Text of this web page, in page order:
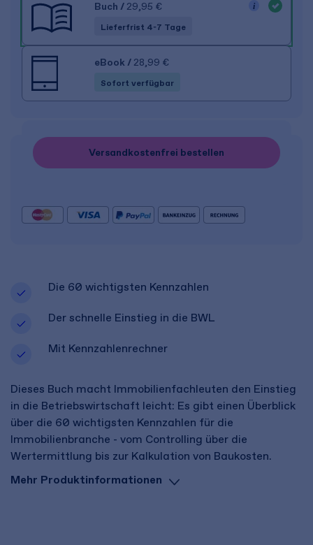
Die 60 wichtigsten Kennzahlen
Der schnelle Einstieg in die BWL
Mit Kennzahlenrechner
Dieses Buch macht Immobilienfachleuten den Einstieg
in die Betriebswirtschaft leicht: Es gibt einen Überblick
über die 60 wichtigsten Kennzahlen für die
Immobilienbranche - vom Controlling über die
Wertermittlung bis zur Kalkulation von Baukosten.
Mehr Produktinformationen
Buch / 29,95 €
Lieferfrist 4-7 Tage
eBook / 28,99 €
Sofort verfügbar
Versandkostenfrei bestellen